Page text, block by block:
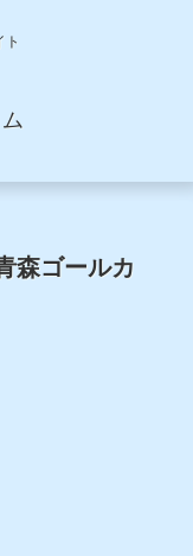
ト
森ゴールカ